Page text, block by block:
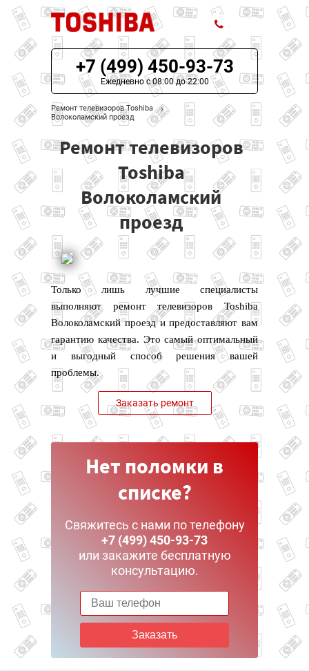
ЦЕНЫ НА РЕМОНТ
О СЕРВИСЕ
МОДЕЛИ TOSHIBA
НАШИ КОНТАКТЫ
+7 (499) 450-93-73
Ежедневно с 08:00 до 22:00
Ремонт телевизоров Toshiba
Волоколамский проезд
Ремонт телевизоров
Toshiba
Волоколамский
проезд
Только лишь лучшие специалисты
выполняют ремонт телевизоров Toshiba
Волоколамский проезд и предоставляют вам
гарантию качества. Это самый оптимальный
и выгодный способ решения вашей
проблемы.
Заказать ремонт
Нет поломки в
списке?
Свяжитесь с нами по телефону
+7 (499) 450-93-73
или закажите бесплатную
консультацию.
Заказать